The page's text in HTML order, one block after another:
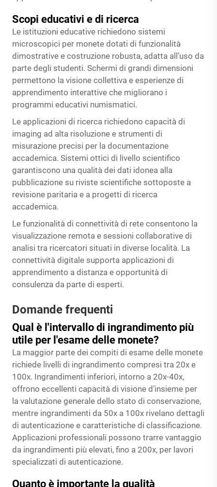
Scopi educativi e di ricerca
Le istituzioni educative richiedono sistemi
microscopici per monete dotati di funzionalità
dimostrative e costruzione robusta, adatta all’uso da
parte degli studenti. Schermi di grandi dimensioni
permettono la visione collettiva e esperienze di
apprendimento interattive che migliorano i
programmi educativi numismatici.
Le applicazioni di ricerca richiedono capacità di
imaging ad alta risoluzione e strumenti di
misurazione precisi per la documentazione
accademica. Sistemi ottici di livello scientifico
garantiscono una qualità dei dati idonea alla
pubblicazione su riviste scientifiche sottoposte a
revisione paritaria e a progetti di ricerca
accademica.
Le funzionalità di connettività di rete consentono la
visualizzazione remota e sessioni collaborative di
analisi tra ricercatori situati in diverse località. La
connettività digitale supporta applicazioni di
apprendimento a distanza e opportunità di
consulenza da parte di esperti.
Domande frequenti
Qual è l'intervallo di ingrandimento più
utile per l'esame delle monete?
La maggior parte dei compiti di esame delle monete
richiede livelli di ingrandimento compresi tra 20x e
100x. Ingrandimenti inferiori, intorno a 20x-40x,
offrono eccellenti capacità di visione d'insieme per
la valutazione generale dello stato di conservazione,
mentre ingrandimenti da 50x a 100x rivelano dettagli
di autenticazione e caratteristiche di classificazione.
Applicazioni professionali possono trarre vantaggio
da ingrandimenti più elevati, fino a 200x, per lavori
specializzati di autenticazione.
Quanto è importante la qualità